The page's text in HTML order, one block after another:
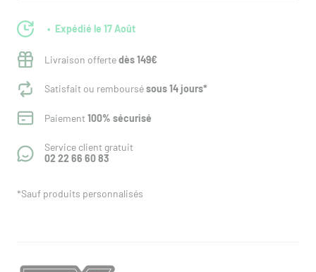
Expédié le 17 Août
Livraison offertedès 149€
Satisfait ou remboursésous 14 jours*
Paiement100% sécurisé
Service client gratuit
02 22 66 60 83
*Sauf produits personnalisés